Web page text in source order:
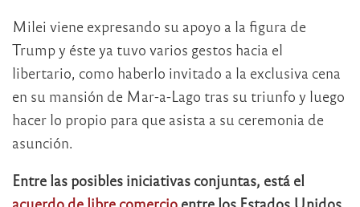
Milei viene expresando su apoyo a la figura de
Trump y éste ya tuvo varios gestos hacia el
libertario, como haberlo invitado a la exclusiva cena
en su mansión de Mar-a-Lago tras su triunfo y luego
hacer lo propio para que asista a su ceremonia de
asunción.
Entre las posibles iniciativas conjuntas, está el